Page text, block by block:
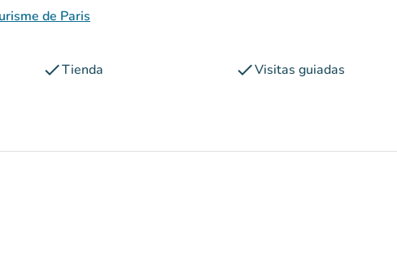
de Paris
checkTienda checkVisitas guiadas